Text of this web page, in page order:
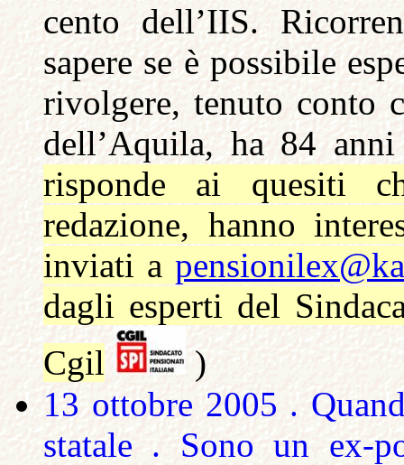
cento dell’IIS.
sapere se è possibile
rivolgere, tenuto conto
dell’Aquila, ha 84
risponde ai quesiti
redazione, hanno
inviati a
dagli esperti del
Cgil
)
13 ottobre 2005 .
statale . Sono un ex-